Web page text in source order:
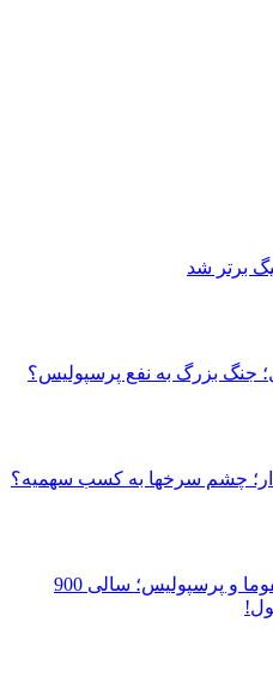
برتر شد
جنگ بزرگ به نفع پرسپولیس؟
چشم سرخها به کسب سهمیه؟
جزییات قرارداد دو ساله بیفوما و پرسپولیس؛ سالی 900